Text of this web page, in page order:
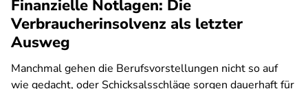
Finanzielle Notlagen: Die
Verbraucherinsolvenz als letzter
Ausweg
Manchmal gehen die Berufsvorstellungen nicht so auf
wie gedacht, oder Schicksalsschläge sorgen dauerhaft für